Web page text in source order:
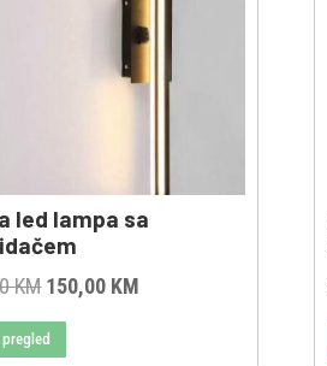
led lampa sa
KM Original
price
was:
150,00 KM